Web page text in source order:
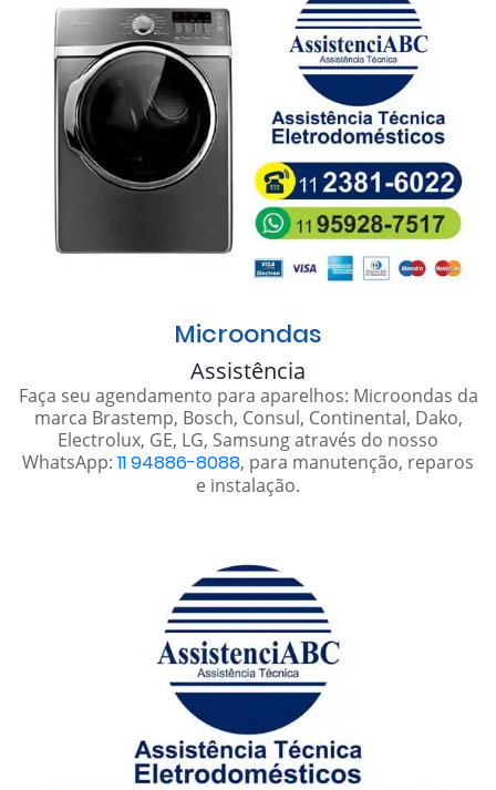
Microondas
Assistência
Faça seu agendamento para aparelhos: Microondas da
marca Brastemp, Bosch, Consul, Continental, Dako,
Electrolux, GE, LG, Samsung através do nosso
WhatsApp: 11 94886-8088, para manutenção, reparos
e instalação.